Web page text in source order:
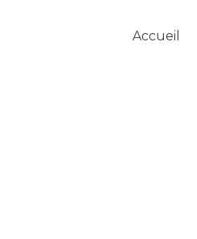
Accueil